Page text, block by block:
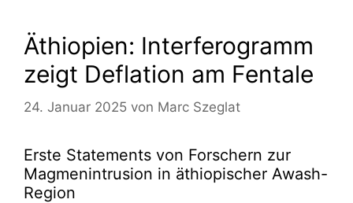
Äthiopien: Interferogramm
zeigt Deflation am Fentale
24. Januar 2025 von Marc Szeglat
Erste Statements von Forschern zur
Magmenintrusion in äthiopischer Awash-
Region